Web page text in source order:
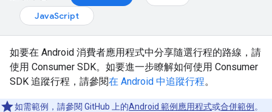
JavaScript
如要在 Android 消費者應用程式中分享隨選行程的路線，請
使用 Consumer SDK。如要進一步瞭解如何使用 Consumer
SDK 追蹤行程，請參閱在 Android 中追蹤行程。
如需範例，請參閱 GitHub 上的Android 範例應用程式或合併範例 。